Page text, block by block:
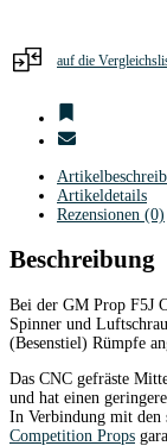
auf die
Artikeldetails
Rezensionen (0)
Beschreibung
Bei der GM Prop F5J
Spinner und
(Besenstiel) Rümpfe
Das CNC gefräste
und hat einen
In Verbindung mit den
Competition Props